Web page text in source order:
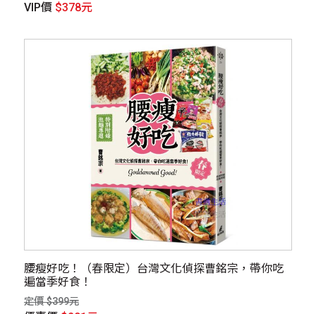
VIP價 $378元
腰瘦好吃！（春限定）台灣文化偵探曹銘宗，帶你吃
遍當季好食！
定價 $399元